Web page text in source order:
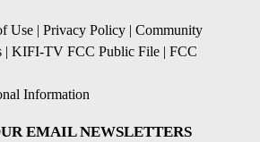
Use | Privacy Policy | Community
| KIFI-TV FCC Public File | FCC
Information
EMAIL NEWSLETTERS